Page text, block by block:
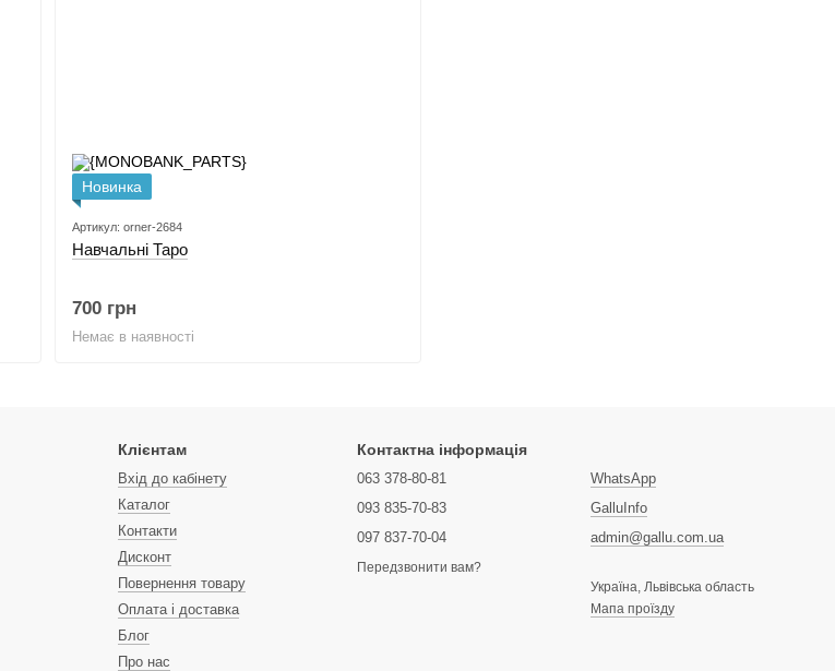
Новинка
Артикул: orner-2684
Навчальні Таро
700 грн
Немає в наявності
Клієнтам
Вхід до кабінету
Каталог
Контакти
Дисконт
Повернення товару
Оплата і доставка
Блог
Про нас
Контактна інформація
063 378-80-81
093 835-70-83
097 837-70-04
Передзвонити вам?
WhatsApp
GalluInfo
admin@gallu.com.ua
Україна, Львівська область
Мапа проїзду